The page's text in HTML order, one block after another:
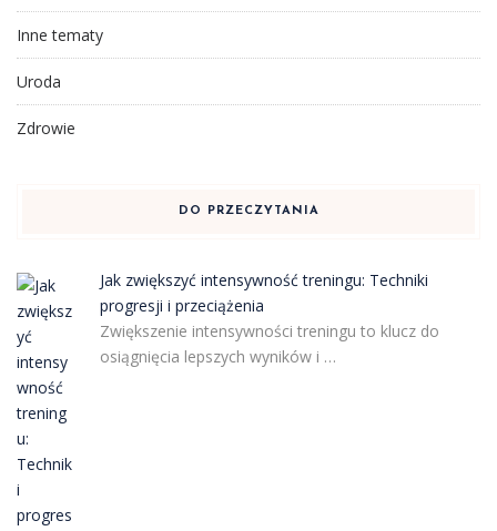
Inne tematy
Uroda
Zdrowie
DO PRZECZYTANIA
Jak zwiększyć intensywność treningu: Techniki
progresji i przeciążenia
Zwiększenie intensywności treningu to klucz do
osiągnięcia lepszych wyników i …